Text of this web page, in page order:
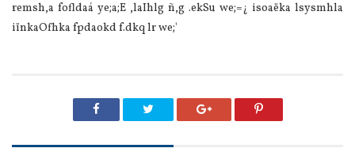
remsh,a fofldaá ye;a;E ,laIhlg ñ,g .ekSu we;=¿ isoaëka lsysmhla
iïnkaOfhka fpdaokd f.dkq lr we;'